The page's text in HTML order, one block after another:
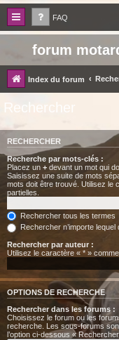
FAQ
forum
Index du forum
Rechercher
RECHERCHER
Recherche par mots-clés :
Placez un + devant un mot qui
Saisissez une suite de mots
mots doit être trouvé. Utilisez le
partielles.
Rechercher tous les termes
Rechercher n’importe
Rechercher par auteur :
Utilisez le caractère « * »
OPTIONS DE RECHERCHE
Rechercher dans les forums :
Choisissez le forum ou les
recherche. Les sous-forums
l’option ci-dessous «